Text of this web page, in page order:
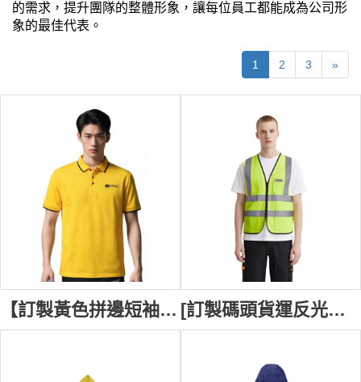
的需求，提升團隊的整體形象，讓每位員工都能成為公司形
象的最佳代表。
1 2 3 »
【訂製黃色拼邊短袖Polo衫】｜立誠搬運｜物流 搬運｜亮黃色底色｜翻領撞色設計｜三粒扣門襟｜短袖黑邊袖口｜左胸黑色印花徽標｜搬運工｜物流員 P1855 [訂製碼頭貨運反光背心] | 反光帶設計款式 | 雙側袋口 | 反光背心供應商 | 船務 公司 貨櫃起重公司 BROMMA D513